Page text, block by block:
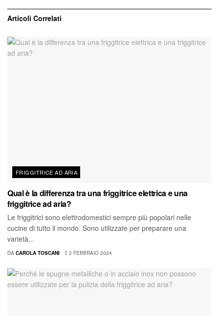
Articoli Correlati
FRIGGITRICE AD ARIA
Qual è la differenza tra una friggitrice elettrica e una
friggitrice ad aria?
Le friggitrici sono elettrodomestici sempre più popolari nelle
cucine di tutto il mondo. Sono utilizzate per preparare una
varietà...
DA CAROLA TOSCANI 2 FEBBRAIO 2024